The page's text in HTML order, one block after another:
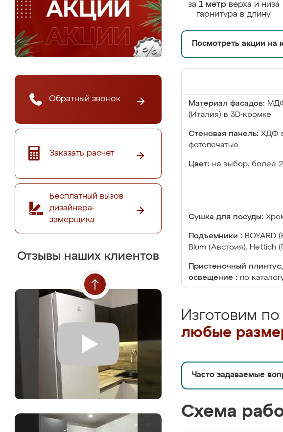
Обратный звонок
Заказать расчёт
Бесплатный вызов
дизайнера-
замерщика
Отзывы наших клиентов
за 1 метрверха и низа
гарнитура в длину
Посмотреть акции на
Материал фасадов:
(Италия) в 3D-кромке
Стеновая панель: ХДФ
фотопечатью
Цвет: на выбор, более
Сушка для посуды:
Подъемники : BOYARD
Blum (Австрия), Hettich
Пристеночный
освещение : по
Изготовим
любые
Часто задаваемые
Схема